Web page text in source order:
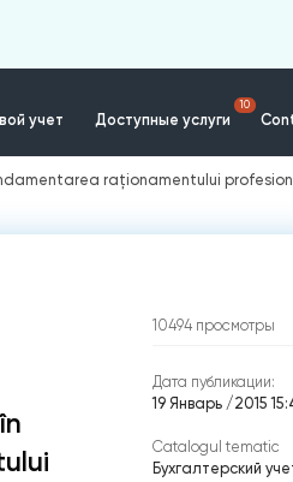
учет Доступные услуги
10
raționamentului
10494 просмотры
Дата публикации:
19 Январь /2015
Catalogul tematic
Бухгалтерский